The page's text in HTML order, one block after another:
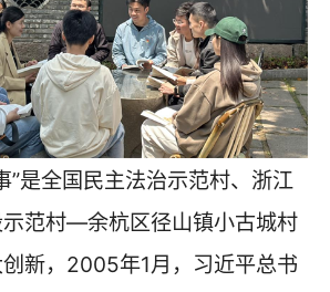
”是全国民主法治示范村、浙江
范村—余杭区径山镇小古城村
新，2005年1月，习近平总书